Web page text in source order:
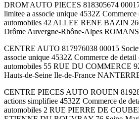
DROM'AUTO PIECES 818305674
limitee a associe unique 4532Z
automobiles 42 ALLEE RENE BAZIN
Drôme Auvergne-Rhône-Alpes
CENTRE AUTO 817976038 00015
associe unique 4532Z Commerce de detail
automobiles 55 RUE DU COMMERCE
Hauts-de-Seine Ile-de-France
CENTRE PIECES AUTO ROUEN
actions simplifiee 4532Z Commerce de
automobiles 2 RUE PIERRE DE